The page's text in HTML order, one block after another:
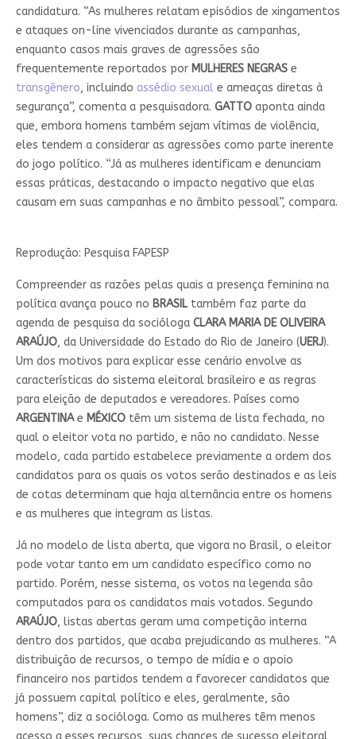
candidatura. “As mulheres relatam episódios de xingamentos
e ataques on-line vivenciados durante as campanhas,
enquanto casos mais graves de agressões são
frequentemente reportados por MULHERES NEGRASe
transgênero, incluindo assédio sexuale ameaças diretas à
segurança”, comenta a pesquisadora. GATTOaponta ainda
que, embora homens também sejam vítimas de violência,
eles tendem a considerar as agressões como parte inerente
do jogo político. “Já as mulheres identificam e denunciam
essas práticas, destacando o impacto negativo que elas
causam em suas campanhas e no âmbito pessoal”, compara.
Reprodução: Pesquisa FAPESP
Compreender as razões pelas quais a presença feminina na
política avança pouco no BRASILtambém faz parte da
agenda de pesquisa da socióloga CLARA MARIA DE OLIVEIRA
ARAÚJO, da Universidade do Estado do Rio de Janeiro (UERJ).
Um dos motivos para explicar esse cenário envolve as
características do sistema eleitoral brasileiro e as regras
para eleição de deputados e vereadores. Países como
ARGENTINAe MÉXICOtêm um sistema de lista fechada, no
qual o eleitor vota no partido, e não no candidato. Nesse
modelo, cada partido estabelece previamente a ordem dos
candidatos para os quais os votos serão destinados e as leis
de cotas determinam que haja alternância entre os homens
e as mulheres que integram as listas.
Já no modelo de lista aberta, que vigora no Brasil, o eleitor
pode votar tanto em um candidato específico como no
partido. Porém, nesse sistema, os votos na legenda são
computados para os candidatos mais votados. Segundo
ARAÚJO, listas abertas geram uma competição interna
dentro dos partidos, que acaba prejudicando as mulheres. “A
distribuição de recursos, o tempo de mídia e o apoio
financeiro nos partidos tendem a favorecer candidatos que
já possuem capital político e eles, geralmente, são
homens”, diz a socióloga. Como as mulheres têm menos
acesso a esses recursos, suas chances de sucesso eleitoral